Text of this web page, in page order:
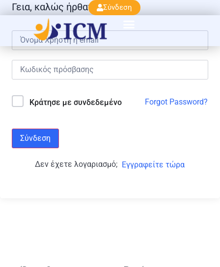
Σύνδεση
Γεια, καλώς ήρθατε πάλι!
Κράτησε με συνδεδεμένο Forgot Password?
Σύνδεση
Δεν έχετε λογαριασμό; Εγγραφείτε τώρα